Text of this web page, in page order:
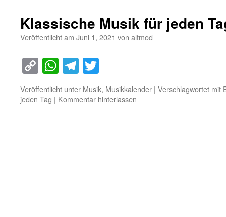
Klassische Musik für jeden
Veröffentlicht am Juni 1, 2021 von altmod
Copy
Link
WhatsApp
Telegram
Veröffentlicht unter Musik, Musikkalender | Verschlagwortet mit
jeden Tag | Kommentar hinterlassen